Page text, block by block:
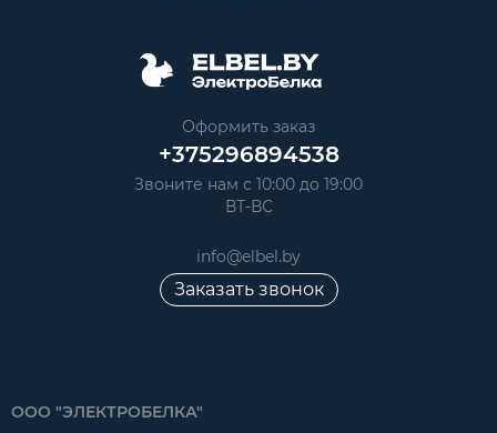
Оформить заказ
+375296894538
Звоните нам с 10:00 до 19:00
ВТ-ВС
info@elbel.by
Заказать звонок
ООО "ЭЛЕКТРОБЕЛКА"